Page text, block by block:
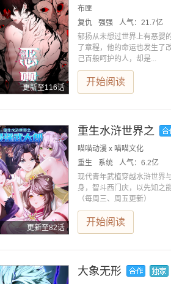
更新至116话
布匪
复仇
强强 人气： 21.7亿
郁扬从未想过世界上有恶婴
了章程，他的命运也发生了
己百般呵护的人，却是...
开始阅读
更新至82话
重生水浒世界之
喵喵动漫 x 喵喵文化
重生
系统 人气： 6.2亿
现代青年武植穿越水浒世界
身，智斗西门庆，以先知之
（每周三、周五更新）
开始阅读
大象无形